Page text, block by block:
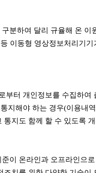
분하여 달리 규율해 온
이동형 영상정보처리기
부터 개인정보를 수집하
지해야 하는 경우(이용내
통지도 함께 할 수 있도록
이 온라인과 오프라인으